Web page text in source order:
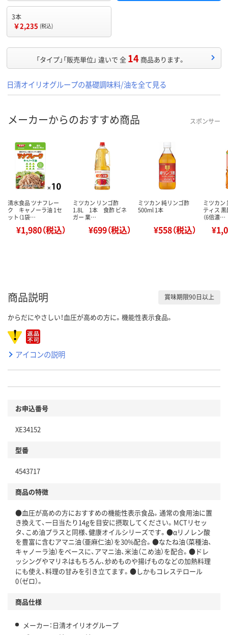
3本
￥2,235 (税込)
「タイプ」「販売単位」 違いで 全 14 商品あります。
日清オイリオグループの基礎調味料/油を全て見る
メーカーからのおすすめ商品 スポンサー
清水食品 ツナフレー
ク キャノーラ油 1セ
ット（1袋…
¥1,980（税込）
ミツカン リンゴ酢
1.8L 1本 食酢 ビネ
ガー 業…
¥699（税込）
ミツカン 純リンゴ酢
500ml 1本
¥558（税込）
ミツカン
ティス
（6倍濃…
商品説明 賞味期限90日以上
からだにやさしい！血圧が高めの方に。機能性表示食品。
アイコンの説明
お申込番号
XE34152
型番
4543717
商品の特徴
●血圧が高めの方におすすめの機能性表示食品。通常の食用油に置
き換えて、一日当たり14gを目安に摂取してください。MCTリセッ
タ、こめ油プラスと同様、健康オイルシリーズです。●αリノレン酸
を豊富に含むアマニ油（亜麻仁油）を30%配合。●なたね油（菜種油、
キャノーラ油）をベースに、アマニ油、米油（こめ油）を配合。●ドレ
ッシングやマリネはもちろん、炒めものや揚げものなどの加熱料理
にも使え、料理の甘みを引き立てます。●しかもコレステロール
0（ゼロ）。
商品仕様
メーカー：日清オイリオグループ